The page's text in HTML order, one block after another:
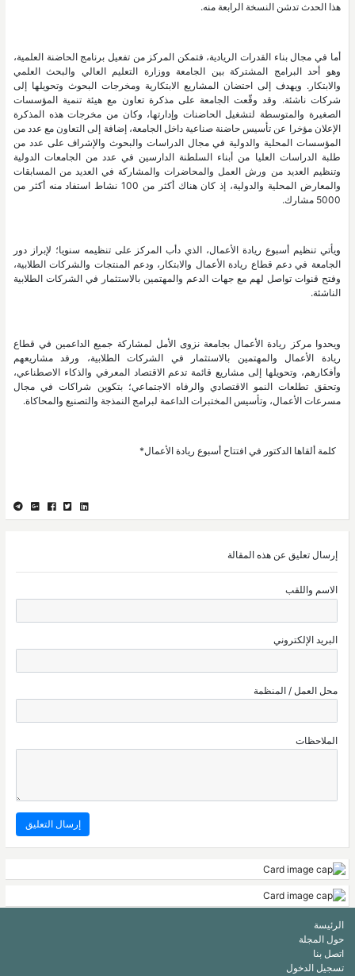
هذا الحدث تدشن النسخة الرابعة منه.
أما في مجال بناء القدرات الريادية، فتمكن المركز من تفعيل برنامج الحاضنة العلمية،
وهو أحد البرامج المشتركة بين الجامعة ووزارة التعليم العالي والبحث العلمي
والابتكار. ويهدف إلى احتضان المشاريع الابتكارية ومخرجات البحوث وتحويلها إلى
شركات ناشئة. وقد وقّعت الجامعة على مذكرة تعاون مع هيئة تنمية المؤسسات
الصغيرة والمتوسطة لتشغيل الحاضنات وإدارتها، وكان من مخرجات هذه المذكرة
الإعلان مؤخرا عن تأسيس حاضنة صناعية داخل الجامعة، إضافة إلى التعاون مع عدد من
المؤسسات المحلية والدولية في مجال الدراسات والبحوث والإشراف على عدد من
طلبة الدراسات العليا من أبناء السلطنة الدارسين في عدد من الجامعات الدولية
وتنظيم العديد من ورش العمل والمحاضرات والمشاركة في العديد من المسابقات
والمعارض المحلية والدولية، إذ كان هناك أكثر من 100 نشاط استفاد منه أكثر من
5000 مشارك.
ويأتي تنظيم أسبوع ريادة الأعمال، الذي دأب المركز على تنظيمه سنويا؛ لإبراز دور
الجامعة في دعم قطاع ريادة الأعمال والابتكار، ودعم المنتجات والشركات الطلابية،
وفتح قنوات تواصل لهم مع جهات الدعم والمهتمين بالاستثمار في الشركات الطلابية
الناشئة.
ويحدوا مركز ريادة الأعمال بجامعة نزوى الأمل لمشاركة جميع الداعمين في قطاع
ريادة الأعمال والمهتمين بالاستثمار في الشركات الطلابية، ورفد مشاريعهم
وأفكارهم، وتحويلها إلى مشاريع قائمة تدعم الاقتصاد المعرفي والذكاء الاصطناعي،
وتحقق تطلعات النمو الاقتصادي والرفاه الاجتماعي؛ بتكوين شراكات في مجال
مسرعات الأعمال، وتأسيس المختبرات الداعمة لبرامج النمذجة والتصنيع والمحاكاة.
*كلمة ألقاها الدكتور في افتتاح أسبوع ريادة الأعمال
إرسال تعليق عن هذه المقالة
الاسم واللقب
البريد الإلكتروني
محل العمل / المنظمة
الملاحظات
الرئيسة
حول المجلة
اتصل بنا
تسجيل الدخول